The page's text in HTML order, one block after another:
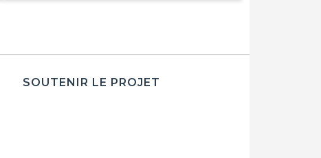
SOUTENIR LE PROJET